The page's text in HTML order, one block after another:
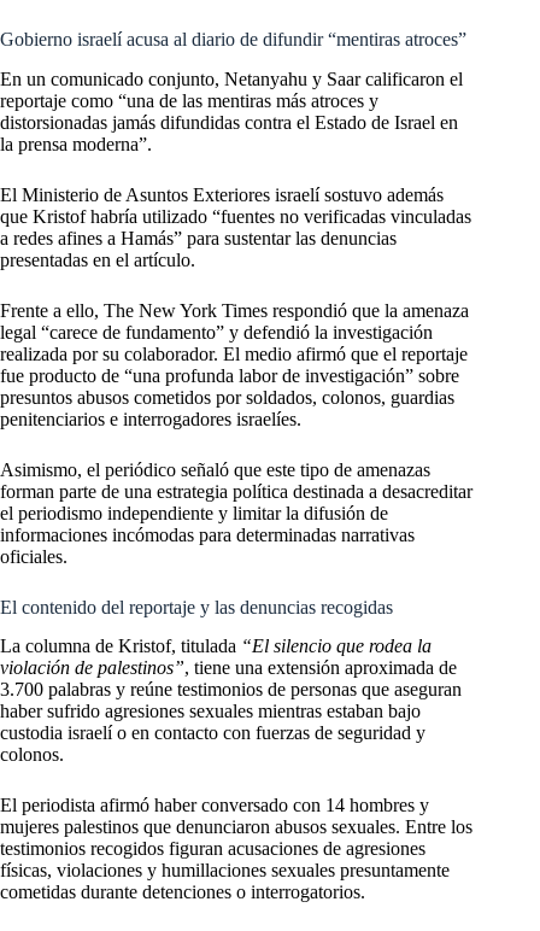
Gobierno israelí acusa al diario de difundir “mentiras atroces”
En un comunicado conjunto, Netanyahu y Saar calificaron el
reportaje como “una de las mentiras más atroces y
distorsionadas jamás difundidas contra el Estado de Israel en
la prensa moderna”.
El Ministerio de Asuntos Exteriores israelí sostuvo además
que Kristof habría utilizado “fuentes no verificadas vinculadas
a redes afines a Hamás” para sustentar las denuncias
presentadas en el artículo.
Frente a ello, The New York Times respondió que la amenaza
legal “carece de fundamento” y defendió la investigación
realizada por su colaborador. El medio afirmó que el reportaje
fue producto de “una profunda labor de investigación” sobre
presuntos abusos cometidos por soldados, colonos, guardias
penitenciarios e interrogadores israelíes.
Asimismo, el periódico señaló que este tipo de amenazas
forman parte de una estrategia política destinada a desacreditar
el periodismo independiente y limitar la difusión de
informaciones incómodas para determinadas narrativas
oficiales.
El contenido del reportaje y las denuncias recogidas
La columna de Kristof, titulada “El silencio que rodea la
violación de palestinos”, tiene una extensión aproximada de
3.700 palabras y reúne testimonios de personas que aseguran
haber sufrido agresiones sexuales mientras estaban bajo
custodia israelí o en contacto con fuerzas de seguridad y
colonos.
El periodista afirmó haber conversado con 14 hombres y
mujeres palestinos que denunciaron abusos sexuales. Entre los
testimonios recogidos figuran acusaciones de agresiones
físicas, violaciones y humillaciones sexuales presuntamente
cometidas durante detenciones o interrogatorios.